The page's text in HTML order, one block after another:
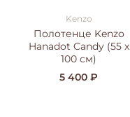
Kenzo
Полотенце Kenzo
Hanadot Candy (55 x
100 см)
5 400 ₽